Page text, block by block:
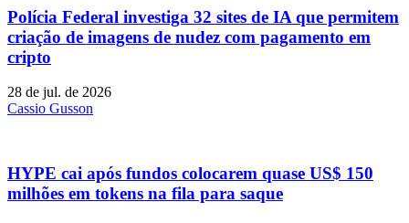
Polícia Federal investiga 32 sites de IA que permitem
criação de imagens de nudez com pagamento em
cripto
28 de jul. de 2026
Cassio Gusson
HYPE cai após fundos colocarem quase US$ 150
milhões em tokens na fila para saque